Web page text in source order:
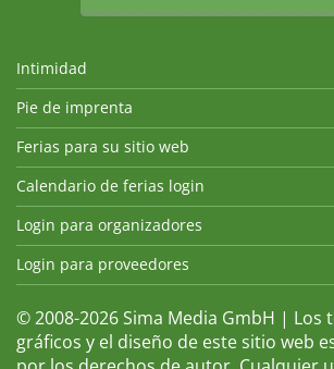
Intimidad
Pie de imprenta
Ferias para su sitio web
Calendario de ferias login
Login para organizadores
Login para proveedores
© 2008-2026 Sima Media GmbH | Los
gráficos y el diseño de este sitio web